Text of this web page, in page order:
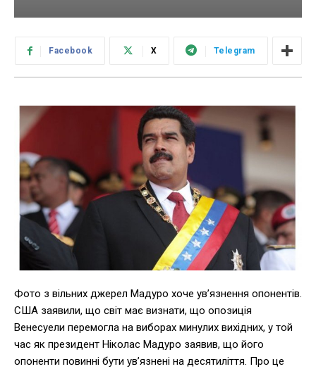
Facebook X Telegram
Фото з вільних джерел Мадуро хоче ув’язнення опонентів.
США заявили, що світ має визнати, що опозиція
Венесуели перемогла на виборах минулих вихідних, у той
час як президент Ніколас Мадуро заявив, що його
опоненти повинні бути ув’язнені на десятиліття. Про це